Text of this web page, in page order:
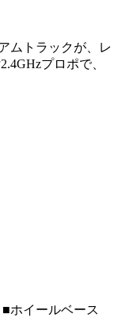
ムトラックが、レ
プロポで、
■ホイールベース